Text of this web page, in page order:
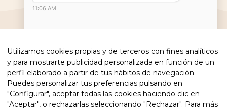
Utilizamos cookies propias y de terceros con fines analíticos
y para mostrarte publicidad personalizada en función de un
perfil elaborado a partir de tus hábitos de navegación.
Puedes personalizar tus preferencias pulsando en
"Configurar", aceptar todas las cookies haciendo clic en
"Aceptar", o rechazarlas seleccionando "Rechazar". Para más
11:06 AM